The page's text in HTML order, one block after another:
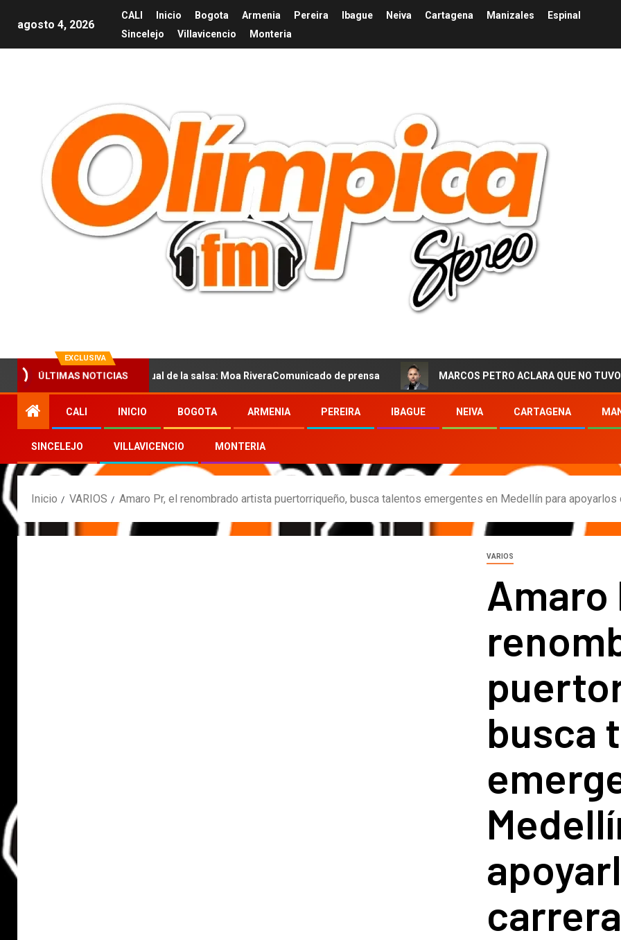
agosto 4, 2026
CALI Inicio Bogota Armenia Pereira Ibague Neiva Cartagena Manizales
Espinal
Sincelejo
Villavicencio Monteria
EXCLUSIVA
ÚLTIMAS NOTICIAS
la nueva voz sensual de la salsa: Moa RiveraComunicado de prensa MARCOS PETRO ACLARA QUE NO TUVO QUE
CALI INICIO BOGOTA ARMENIA PEREIRA IBAGUE NEIVA CARTAGENA
SINCELEJO VILLAVICENCIO MONTERIA
Inicio VARIOS Amaro Pr, el renombrado artista puertorriqueño, busca talentos emergentes en Medellín para
VARIOS
Amaro
busca